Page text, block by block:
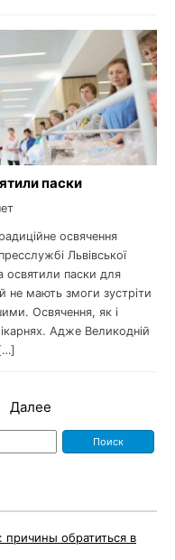
паски
освячення
Львівської
освятили паски для
не мають змоги зустріти
Освячення, як і
Адже Великодній
Далее
причины обратиться в